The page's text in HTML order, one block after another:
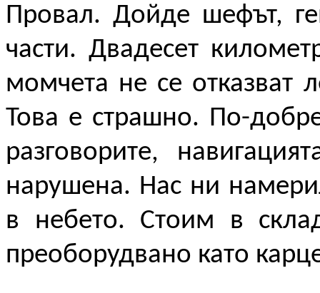
Провал. Дойде шефът,
части. Двадесет
момчета не се отказват
Това е страшно. По-
разговорите,
нарушена. Нас ни
в небето. Стоим в
преоборудвано като